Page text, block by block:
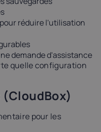
réduire l'utilisation
demande d'assistance
quelle configuration
pour les